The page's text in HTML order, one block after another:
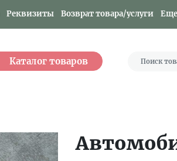
Реквизиты Возврат товара/услуги
Каталог товаров